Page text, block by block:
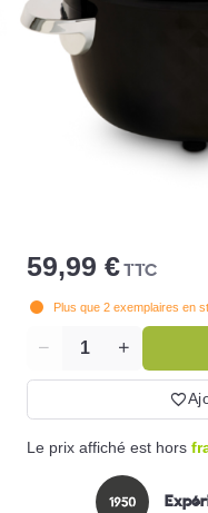
59,99 €TTC
Plus que 2 exemplaires en
Quantité
Le prix affiché est hors